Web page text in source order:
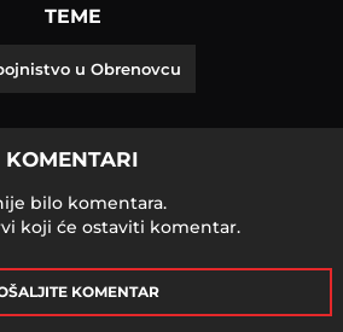
TEME
u Obrenovcu
KOMENTARI
bilo komentara.
koji će ostaviti komentar.
KOMENTAR